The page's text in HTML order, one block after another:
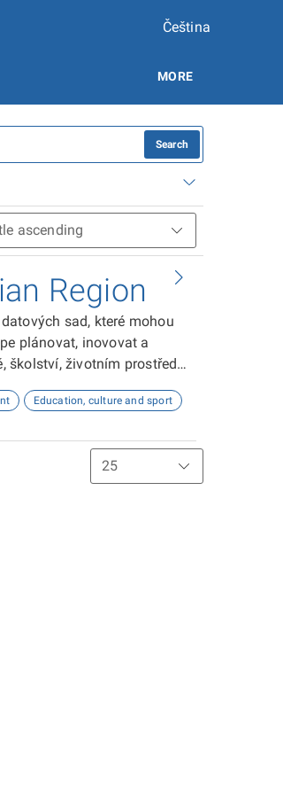
Čeština
MORE
Search
Region
sad, které mohou
plánovat, inovovat a
školství, životním prostředí,
Education, culture and sport